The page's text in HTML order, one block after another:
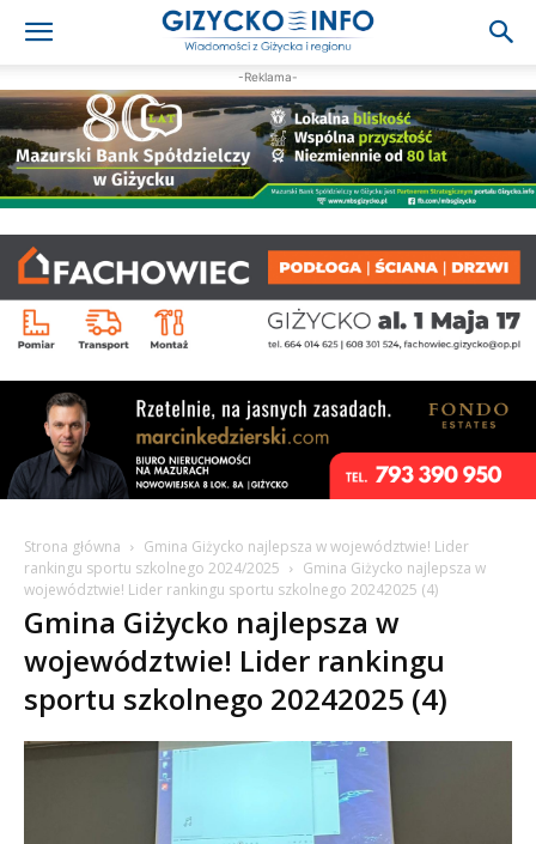
-Reklama-
Strona główna
Gmina Giżycko najlepsza w województwie! Lider
rankingu sportu szkolnego 2024/2025
Gmina Giżycko najlepsza w
województwie! Lider rankingu sportu szkolnego 20242025 (4)
Gmina Giżycko najlepsza w
województwie! Lider rankingu
sportu szkolnego 20242025 (4)